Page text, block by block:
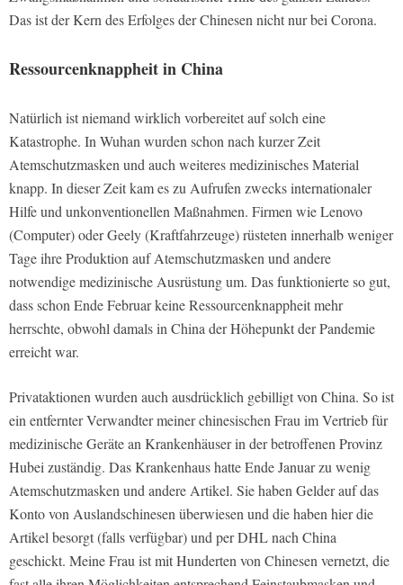
Das ist der Kern des Erfolges der Chinesen nicht nur bei Corona.
Ressourcenknappheit in China
Natürlich ist niemand wirklich vorbereitet auf solch eine
Katastrophe. In Wuhan wurden schon nach kurzer Zeit
Atemschutzmasken und auch weiteres medizinisches Material
knapp. In dieser Zeit kam es zu Aufrufen zwecks internationaler
Hilfe und unkonventionellen Maßnahmen. Firmen wie Lenovo
(Computer) oder Geely (Kraftfahrzeuge) rüsteten innerhalb weniger
Tage ihre Produktion auf Atemschutzmasken und andere
notwendige medizinische Ausrüstung um. Das funktionierte so gut,
dass schon Ende Februar keine Ressourcenknappheit mehr
herrschte, obwohl damals in China der Höhepunkt der Pandemie
erreicht war.
Privataktionen wurden auch ausdrücklich gebilligt von China. So ist
ein entfernter Verwandter meiner chinesischen Frau im Vertrieb für
medizinische Geräte an Krankenhäuser in der betroffenen Provinz
Hubei zuständig. Das Krankenhaus hatte Ende Januar zu wenig
Atemschutzmasken und andere Artikel. Sie haben Gelder auf das
Konto von Auslandschinesen überwiesen und die haben hier die
Artikel besorgt (falls verfügbar) und per DHL nach China
geschickt. Meine Frau ist mit Hunderten von Chinesen vernetzt, die